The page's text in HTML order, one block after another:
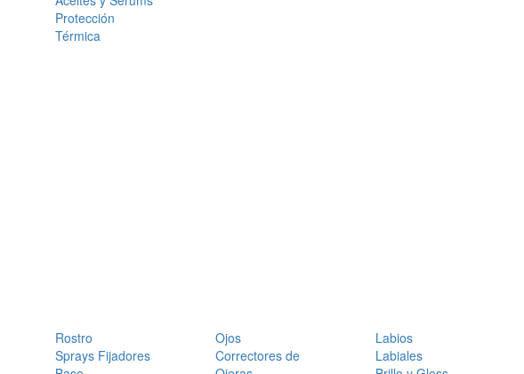
Protección
Térmica
Rostro
Sprays Fijadores
Ojos
Correctores de
Labios
Labiales